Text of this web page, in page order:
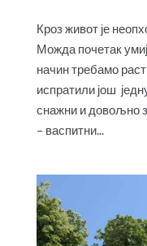
Кроз живот је
Можда почетак
начин требамо
испратили још
снажни и довољно
– васпитни...